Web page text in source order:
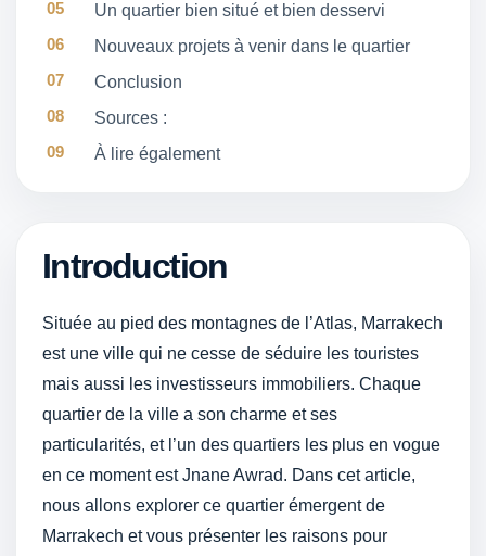
Un quartier bien situé et bien desservi
Nouveaux projets à venir dans le quartier
Conclusion
Sources :
À lire également
Introduction
Située au pied des montagnes de l’Atlas, Marrakech
est une ville qui ne cesse de séduire les touristes
mais aussi les investisseurs immobiliers. Chaque
quartier de la ville a son charme et ses
particularités, et l’un des quartiers les plus en vogue
en ce moment est Jnane Awrad. Dans cet article,
nous allons explorer ce quartier émergent de
Marrakech et vous présenter les raisons pour